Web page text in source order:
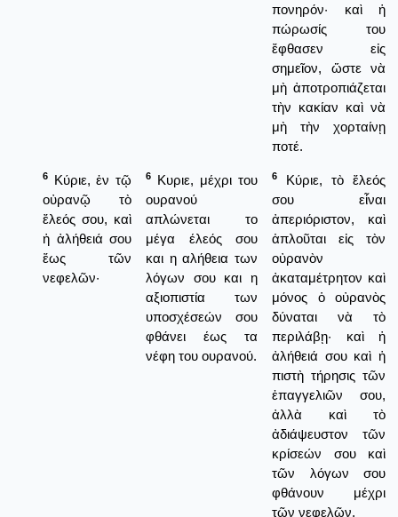
πονηρόν· καὶ ἡ
πώρωσίς του
ἔφθασεν εἰς
σημεῖον, ὥστε νὰ
μὴ ἀποτροπιάζεται
τὴν κακίαν καὶ νὰ
μὴ τὴν χορταίνῃ
ποτέ.
6
Κύριε, ἐν τῷ
οὐρανῷ τὸ
ἔλεός σου, καὶ
ἡ ἀλήθειά σου
ἕως τῶν
νεφελῶν·
6
Κυριε, μέχρι του
ουρανού
απλώνεται το
μέγα έλεός σου
και η αλήθεια των
λόγων σου και η
αξιοπιστία των
υποσχέσεών σου
φθάνει έως τα
νέφη του ουρανού.
6
Κύριε, τὸ ἔλεός
σου εἶναι
ἀπεριόριστον, καὶ
ἁπλοῦται εἰς τὸν
οὐρανὸν
ἀκαταμέτρητον καὶ
μόνος ὁ οὐρανὸς
δύναται νὰ τὸ
περιλάβῃ· καὶ ἡ
ἀλήθειά σου καὶ ἡ
πιστὴ τήρησις τῶν
ἐπαγγελιῶν σου,
ἀλλὰ καὶ τὸ
ἀδιάψευστον τῶν
κρίσεών σου καὶ
τῶν λόγων σου
φθάνουν μέχρι
τῶν νεφελῶν.